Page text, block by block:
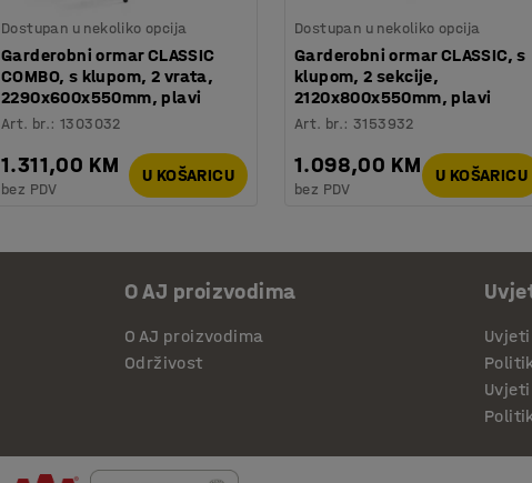
Dostupan u nekoliko opcija
Garderobni ormar CLASSIC
COMBO, s klupom, 2 vrata,
2290x600x550mm, plavi
Art. br.:1303032
1.311,00 KM
bez PDV
U KOŠARICU
Dostupan u nekoliko opcija
Garderobni ormar CLASSIC, s
klupom, 2 sekcije,
2120x800x550mm, plavi
Art. br.:3153932
1.098,00 KM
bez PDV
U KOŠARICU
O AJ proizvodima
O AJ proizvodima
Održivost